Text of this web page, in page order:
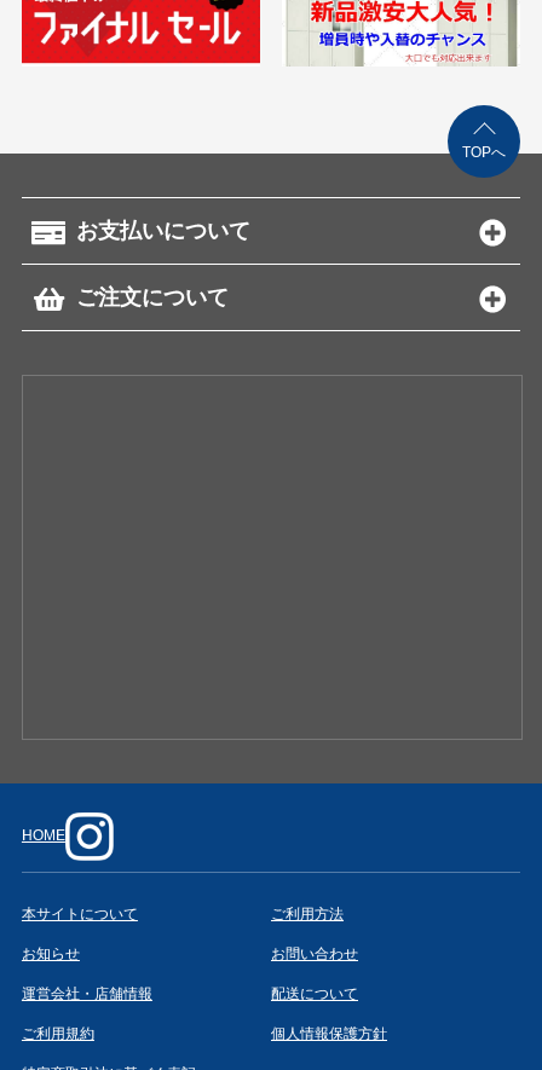
お支払いについて
ご注文について
HOME
本サイトについて ご利用方法
お知らせ お問い合わせ
運営会社・店舗情報 配送について
ご利用規約 個人情報保護方針
TOPへ